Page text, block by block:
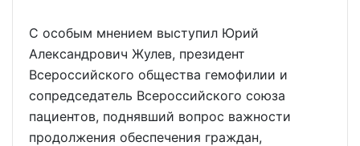
С особым мнением выступил Юрий
Александрович Жулев, президент
Всероссийского общества гемофилии и
сопредседатель Всероссийского союза
пациентов, поднявший вопрос важности
продолжения обеспечения граждан,